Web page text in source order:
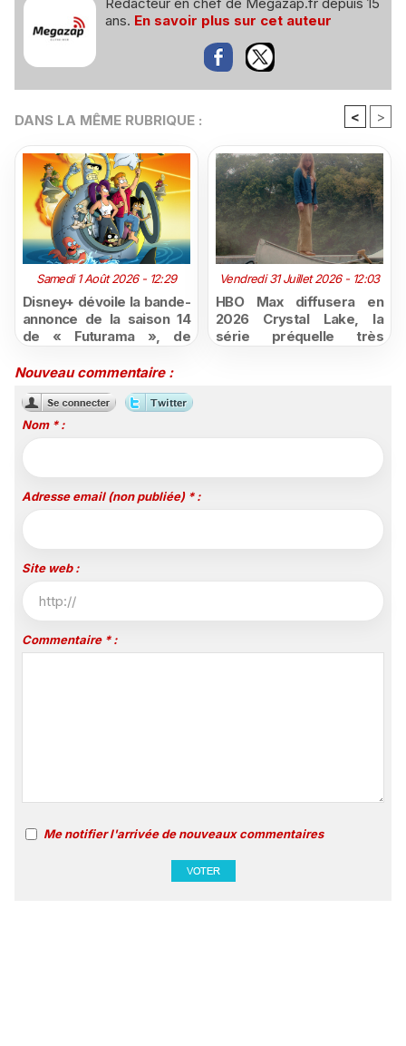
ans. En savoir plus sur cet auteur
DANS LA MÊME RUBRIQUE : < >
Samedi 1 Août 2026 - 12:29
Disney+ dévoile la bande-
annonce de la saison 14
de « Futurama », de
Vendredi 31 Juillet 2026 - 12:03
HBO Max diffusera en
2026 Crystal Lake, la
série préquelle très
Nouveau commentaire :
Nom * :
Adresse email (non publiée) * :
Site web :
Commentaire * :
Me notifier l'arrivée de nouveaux commentaires